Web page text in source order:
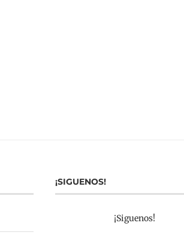
¡SIGUENOS!
¡Siguenos!